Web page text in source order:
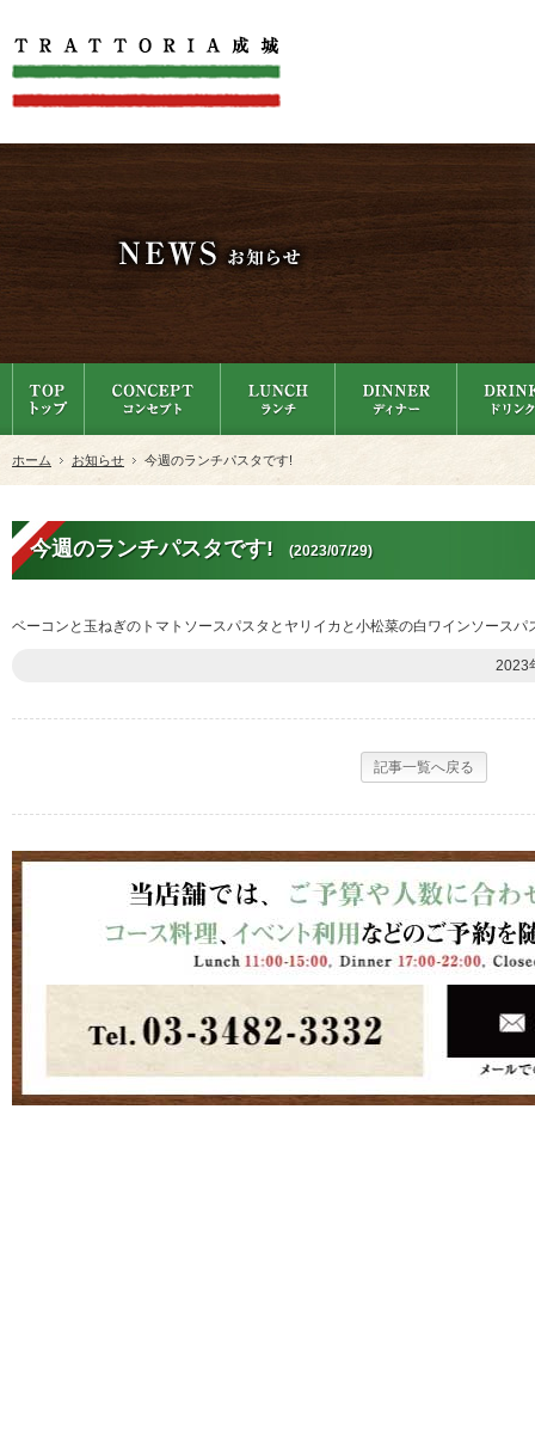
ホーム お知らせ 今週のランチパスタです!
今週のランチパスタです! (2023/07/29)
ベーコンと玉ねぎのトマトソースパスタとヤリイカと小松菜の白ワインソースパ
2023
記事一覧へ戻る